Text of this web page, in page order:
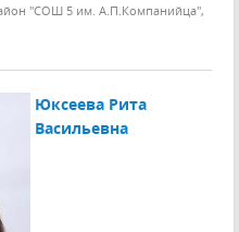
"СОШ 5 им. А.П.Компанийца",
Юксеева Рита
Васильевна